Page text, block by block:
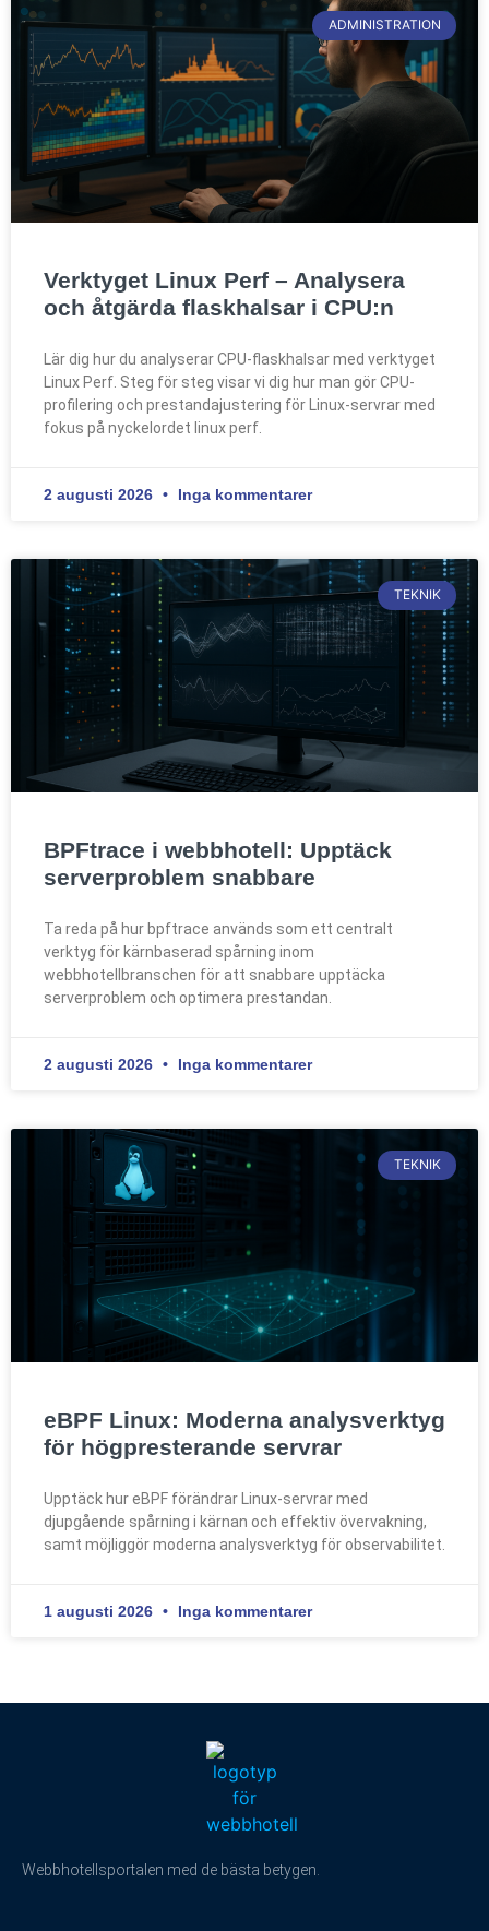
ADMINISTRATION
Verktyget Linux Perf – Analysera
och åtgärda flaskhalsar i CPU:n
Lär dig hur du analyserar CPU-flaskhalsar med verktyget
Linux Perf. Steg för steg visar vi dig hur man gör CPU-
profilering och prestandajustering för Linux-servrar med
fokus på nyckelordet linux perf.
2 augusti 2026 Inga kommentarer
TEKNIK
BPFtrace i webbhotell: Upptäck
serverproblem snabbare
Ta reda på hur bpftrace används som ett centralt
verktyg för kärnbaserad spårning inom
webbhotellbranschen för att snabbare upptäcka
serverproblem och optimera prestandan.
2 augusti 2026 Inga kommentarer
TEKNIK
eBPF Linux: Moderna analysverktyg
för högpresterande servrar
Upptäck hur eBPF förändrar Linux-servrar med
djupgående spårning i kärnan och effektiv övervakning,
samt möjliggör moderna analysverktyg för observabilitet.
1 augusti 2026 Inga kommentarer
Webbhotellsportalen med de bästa betygen.